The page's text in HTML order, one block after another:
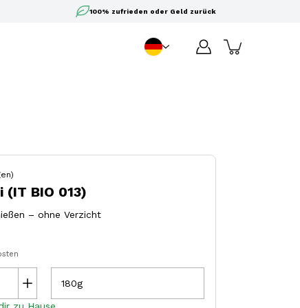
100% zufrieden oder Geld zurück
DE
(IT BIO 013)
– ohne Verzicht
180g